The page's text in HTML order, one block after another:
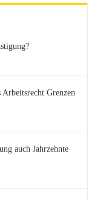
Grenzen
auch Jahrzehnte